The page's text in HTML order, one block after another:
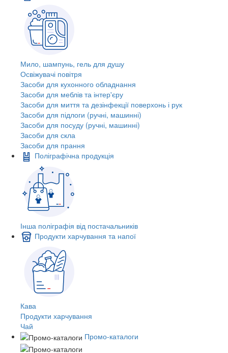
Мило, шампунь, гель для душу
Освіжувачі повітря
Засоби для кухонного обладнання
Засоби для меблів та інтер'єру
Засоби для миття та дезінфекції поверхонь і рук
Засоби для підлоги (ручні, машинні)
Засоби для посуду (ручні, машинні)
Засоби для скла
Засоби для прання
Поліграфічна продукція
Інша поліграфія від постачальників
Продукти харчування та напої
Кава
Продукти харчування
Чай
Промо-каталоги